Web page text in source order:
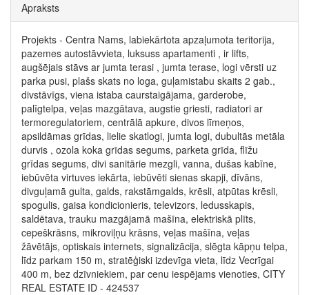
Apraksts
Projekts - Centra Nams, labiekārtota apzaļumota teritorija,
pazemes autostāvvieta, luksuss apartamenti , ir lifts,
augšējais stāvs ar jumta terasi , jumta terase, logi vērsti uz
parka pusi, plašs skats no loga, guļamistabu skaits 2 gab.,
divstāvīgs, viena istaba caurstaigājama, garderobe,
palīgtelpa, veļas mazgātava, augstie griesti, radiatori ar
termoregulatoriem, centrālā apkure, divos līmeņos,
apsildāmas grīdas, lielie skatlogi, jumta logi, dubultās metāla
durvis , ozola koka grīdas segums, parketa grīda, flīžu
grīdas segums, divi sanitārie mezgli, vanna, dušas kabīne,
iebūvēta virtuves iekārta, iebūvēti sienas skapji, dīvāns,
divguļamā gulta, galds, rakstāmgalds, krēsli, atpūtas krēsli,
spogulis, gaisa kondicionieris, televizors, ledusskapis,
saldētava, trauku mazgājamā mašīna, elektriskā plīts,
cepeškrāsns, mikroviļņu krāsns, veļas mašīna, veļas
žāvētājs, optiskais internets, signalizācija, slēgta kāpņu telpa,
līdz parkam 150 m, stratēģiski izdevīga vieta, līdz Vecrīgai
400 m, bez dzīvniekiem, par cenu iespējams vienoties, CITY
REAL ESTATE ID - 424537